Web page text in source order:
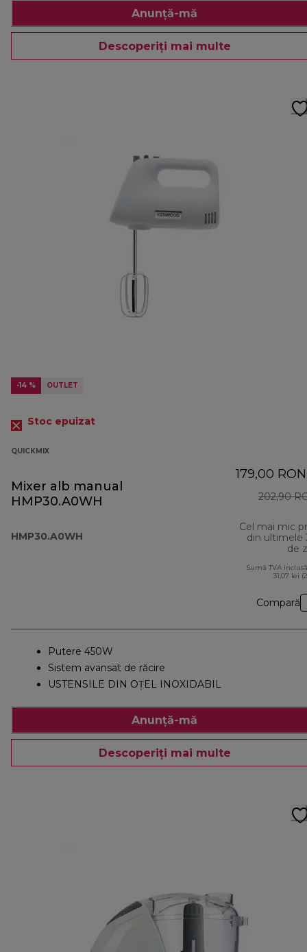
Anunță-mă
Descoperiți mai multe
-14 % OUTLET
Stoc epuizat
QUICKMIX
Mixer alb manual
HMP30.A0WH
HMP30.A0WH
179,00 RON
202,90
Cel mai mic
din ultimele
de
Sumă TVA
31,07 lei
Compară
Putere 450W
Sistem avansat de răcire
USTENSILE DIN OȚEL INOXIDABIL
Anunță-mă
Descoperiți mai multe